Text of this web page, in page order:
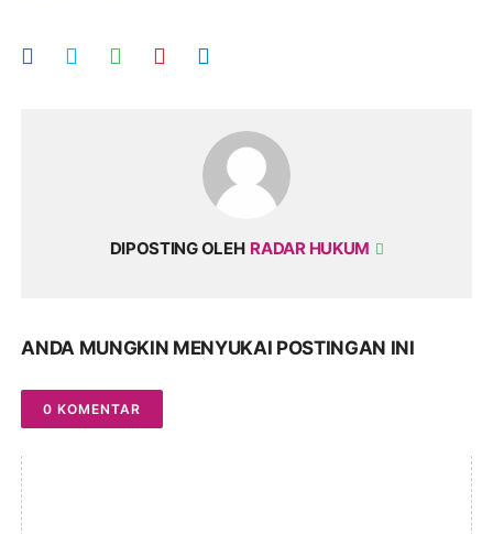
DIPOSTING OLEH RADAR HUKUM
ANDA MUNGKIN MENYUKAI POSTINGAN INI
0 KOMENTAR